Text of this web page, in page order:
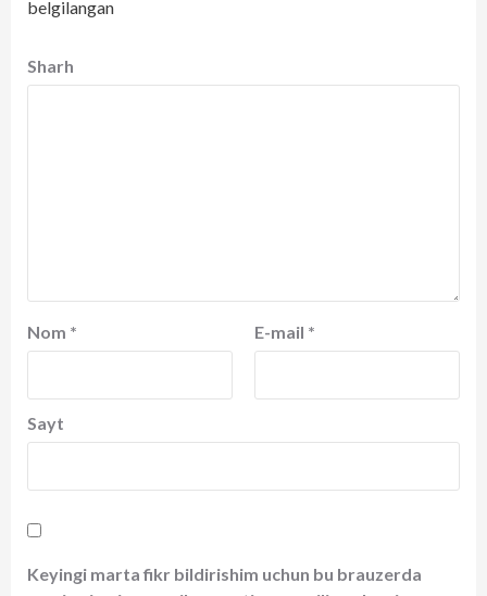
belgilangan
Sharh
Nom * E-mail *
Sayt
Keyingi marta fikr bildirishim uchun bu brauzerda